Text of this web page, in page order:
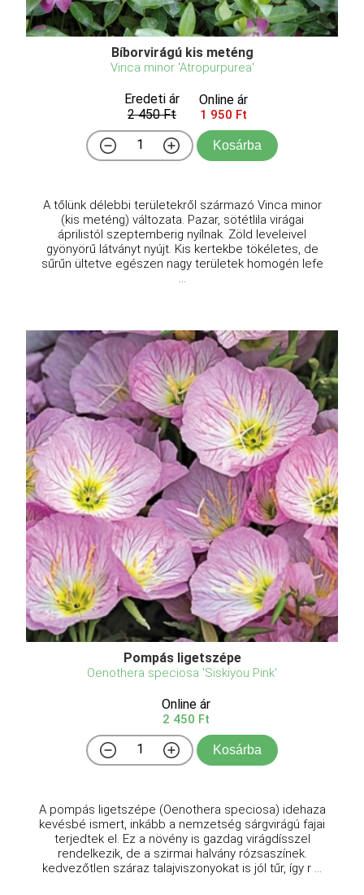
Bíborvirágú kis meténg
Vinca minor 'Atropurpurea'
Eredeti ár
2 450 Ft
Online ár
1 950 Ft
Kosárba
A tőlünk délebbi területekről származó Vinca minor
(kis meténg) változata. Pazar, sötétlila virágai
áprilistól szeptemberig nyílnak. Zöld leveleivel
gyönyörű látványt nyújt. Kis kertekbe tökéletes, de
sűrűn ültetve egészen nagy területek homogén lefe
...
Pompás ligetszépe
Oenothera speciosa 'Siskiyou Pink'
Online ár
2 450 Ft
Kosárba
A pompás ligetszépe (Oenothera speciosa) idehaza
kevésbé ismert, inkább a nemzetség sárgvirágú fajai
terjedtek el. Ez a növény is gazdag virágdísszel
rendelkezik, de a szirmai halvány rózsaszínek.
kedvezőtlen száraz talajviszonyokat is jól tűr, így r ...